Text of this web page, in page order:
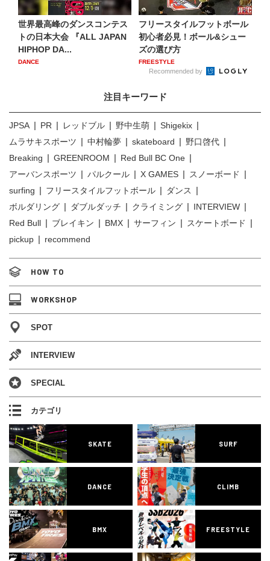
世界最高峰のダンスコンテス
トの日本大会 『ALL JAPAN
HIPHOP DA...
DANCE
フリースタイルフットボール
初心者必見！ボール&シュー
ズの選び方
FREESTYLE
Recommended by
注目キーワード
JPSA PR レッドブル 野中生萌
Shigekix
ムラサキスポーツ
中村輪夢 skateboard
野口啓代
Breaking
GREENROOM
Red Bull BC One
アーバンスポーツ
パルクール X GAMES
スノーボード
surfing
フリースタイルフットボール
ダンス
ボルダリング
ダブルダッチ クライミング
INTERVIEW
Red Bull
ブレイキン BMX サーフィン
スケートボード
pickup
recommend
HOW TO
WORKSHOP
SPOT
INTERVIEW
SPECIAL
カテゴリ
SKATE SURF
DANCE CLIMB
BMX FREESTYLE